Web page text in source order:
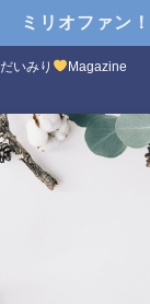
ミリオファン！
だいみり Magazine